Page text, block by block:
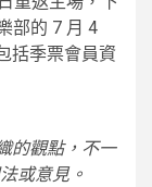
部的 7 月 4
括季票會員資
的觀點，不一
或意見。